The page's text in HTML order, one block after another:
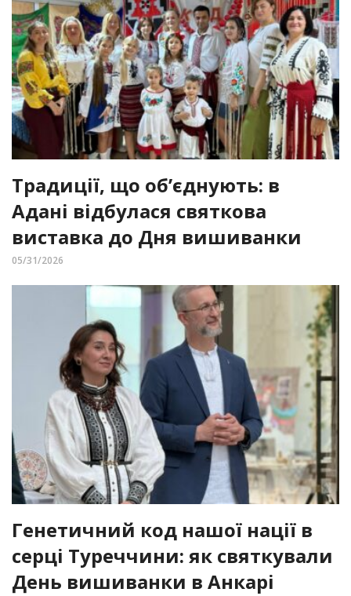
Традиції, що об’єднують: в
Адані відбулася святкова
виставка до Дня вишиванки
05/31/2026
Генетичний код нашої нації в
серці Туреччини: як святкували
День вишиванки в Анкарі